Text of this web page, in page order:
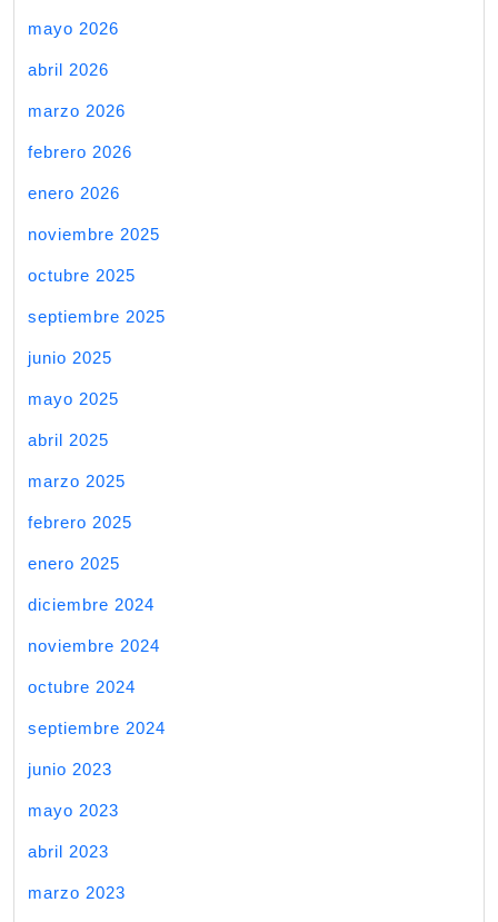
mayo 2026
abril 2026
marzo 2026
febrero 2026
enero 2026
noviembre 2025
octubre 2025
septiembre 2025
junio 2025
mayo 2025
abril 2025
marzo 2025
febrero 2025
enero 2025
diciembre 2024
noviembre 2024
octubre 2024
septiembre 2024
junio 2023
mayo 2023
abril 2023
marzo 2023